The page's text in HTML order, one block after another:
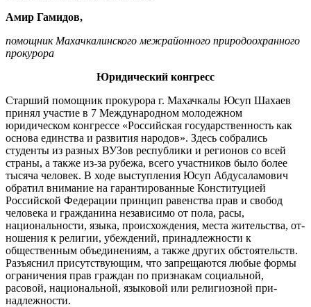
Амир Гамидов,
помощник Махачкалинского межрайонного природоохранного
прокурора
Юридический конгресс
Старший помощник прокурора г. Махачкалы Юсуп Шахаев
при­нял участие в 7 Международном молодежном
юридическом кон­грессе «Российская государ­ственность как
основа единства и развития народов». Здесь со­брались
студенты из разных ВУ­Зов республики и регионов со всей
страны, а также из-за рубе­жа, всего участников было более
тысяча человек. В ходе выступле­ния Юсуп Абдусаламович
обра­тил внимание на гарантирован­ные Конституцией
Российской Федерации принцип равенства прав и свобод
человека и гражда­нина независимо от пола, расы,
национальности, языка, проис­хождения, места жительства, от­
ношения к религии, убеждений, принадлежности к
общественным объединениям, а также других обстоятельств.
Разъяснил при­сутствующим, что запрещаются любые формы
ограничения прав граждан по признакам социаль­ной,
расовой, национальной, языковой или религиозной при­
надлежности.